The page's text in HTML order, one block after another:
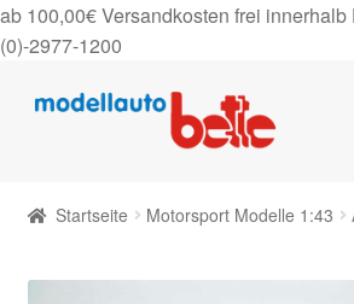
ab 100,00€ Versandkosten frei
(0)-2977-1200
Zur
Zum
Startseite Motorsport Modelle 1:43